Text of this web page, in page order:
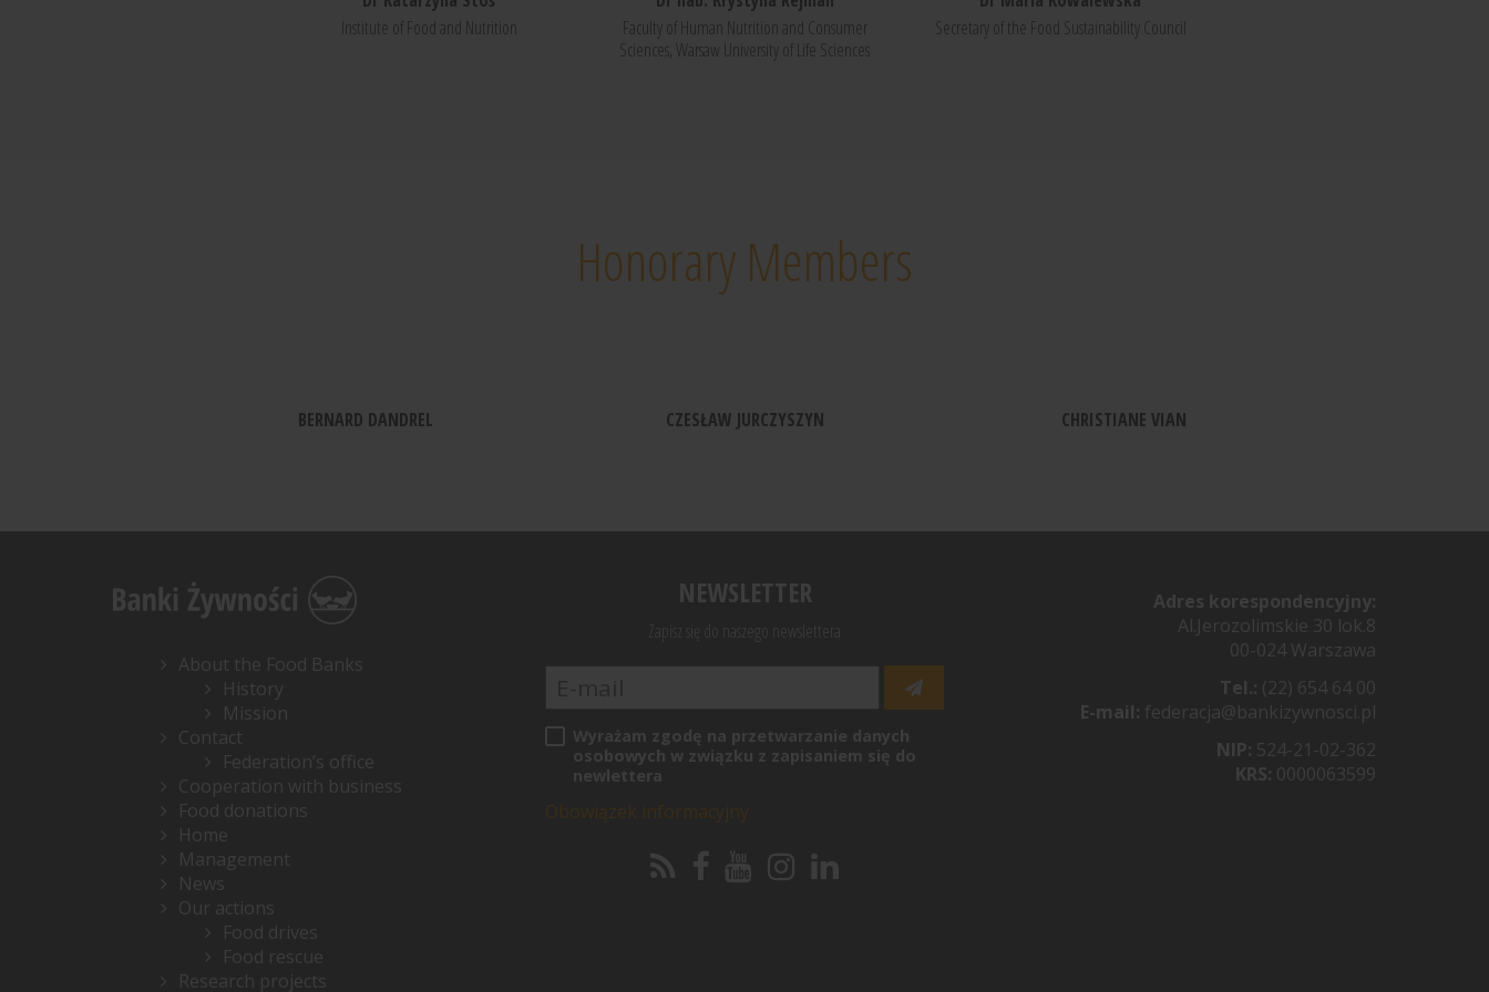
Institute of Food and Nutrition
Faculty of Human Nutrition and Consumer
Sciences, Warsaw University of Life Sciences
Secretary of the Food Sustainability Council
Honorary Members
BERNARD DANDREL CZESŁAW JURCZYSZYN CHRISTIANE VIAN
About the Food Banks
History
Mission
Contact
Federation’s office
Cooperation with business
Food donations
Home
Management
News
Our actions
Food drives
Food rescue
Research projects
NEWSLETTER
Zapisz się do naszego newslettera
Wyrażam zgodę na przetwarzanie danych
osobowych w związku z zapisaniem się do
newlettera
Adres korespondencyjny:
Al.Jerozolimskie 30 lok.8
00-024 Warszawa
Tel.: (22) 654 64 00
E-mail: federacja@bankizywnosci.pl
NIP: 524-21-02-362
KRS: 0000063599